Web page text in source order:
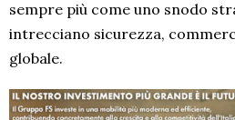
sempre più come uno snodo
intrecciano sicurezza,
globale.